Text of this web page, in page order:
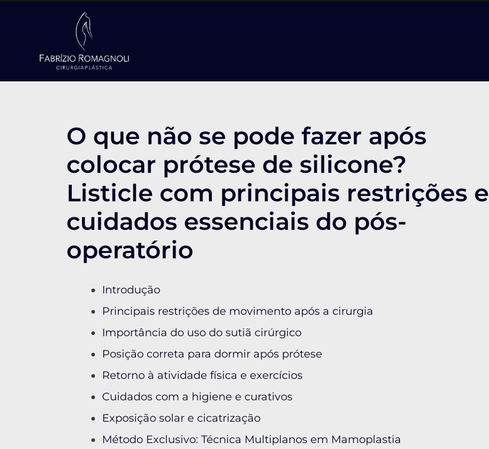
O que não se pode fazer após
colocar prótese de silicone?
Listicle com principais restrições e
cuidados essenciais do pós-
operatório
Introdução
Principais restrições de movimento após a cirurgia
Importância do uso do sutiã cirúrgico
Posição correta para dormir após prótese
Retorno à atividade física e exercícios
Cuidados com a higiene e curativos
Exposição solar e cicatrização
Método Exclusivo: Técnica Multiplanos em Mamoplastia